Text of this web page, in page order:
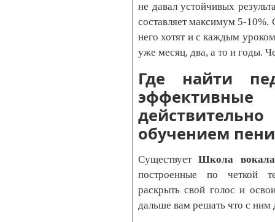
не давал устойчивых
составляет максимум 5-10%.
него хотят и с каждым
уже месяц, два, а то и годы.
Где найти
обучением
СуществуетШкола
построенные по четкой
раскрыть свой голос и
дальше вам решать что с ним